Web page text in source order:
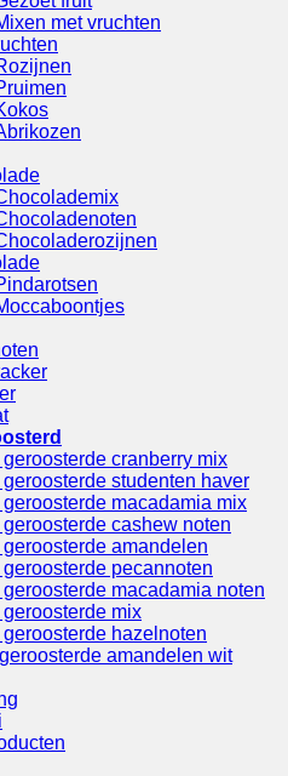
met vruchten
geroosterde cranberry mix
geroosterde studenten haver
geroosterde macadamia mix
geroosterde cashew noten
geroosterde amandelen
geroosterde pecannoten
geroosterde macadamia noten
geroosterde mix
geroosterde hazelnoten
amandelen wit